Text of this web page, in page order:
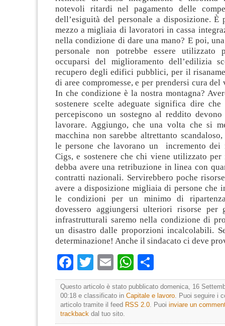
notevoli ritardi nel pagamento delle
dell’esiguità del personale a disposizione. È
mezzo a migliaia di lavoratori in cassa
nella condizione di dare una mano? E poi,
personale non potrebbe essere utilizzato
occuparsi del miglioramento dell’edilizia
recupero degli edifici pubblici, per il
di aree compromesse, e per prendersi cura
In che condizione è la nostra montagna?
sostenere scelte adeguate significa dire
percepiscono un sostegno al reddito devono
lavorare. Aggiungo, che una volta che si
macchina non sarebbe altrettanto
le persone che lavorano un incremento dei
Cigs, e sostenere che chi viene utilizzato per
debba avere una retribuzione in linea con
contratti nazionali. Servirebbero poche
avere a disposizione migliaia di persone che
le condizioni per un minimo di
dovessero aggiungersi ulteriori risorse per
infrastrutturali saremo nella condizione di
un disastro dalle proporzioni incalcolabili.
determinazione! Anche il sindacato ci deve
Facebook
TwitterEmailWhatsApp
Questo articolo è stato pubblicato domenica, 16
00:18 e classificato in Capitale e lavoro . Puoi seguire i
articolo tramite il feed RSS 2.0 . Puoi inviare un
trackback dal tuo sito.